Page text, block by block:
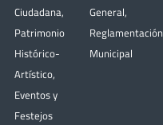
Ciudadana,
Patrimonio
Histórico-
Artístico,
Eventos y
Festejos
General,
Reglamentación
Municipal